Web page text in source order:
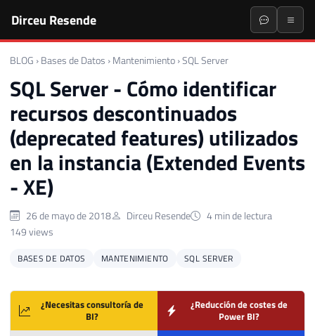
Dirceu Resende
BLOG › Bases de Datos › Mantenimiento ›SQL Server
SQL Server - Cómo identificar
recursos descontinuados
(deprecated features) utilizados
en la instancia (Extended Events
- XE)
26 de mayo de 2018 Dirceu Resende
4 min de lectura
149 views
BASES DE DATOS MANTENIMIENTO SQL SERVER
¿Necesitas consultoría de
BI?
¿Reducción de costes de
Power BI?